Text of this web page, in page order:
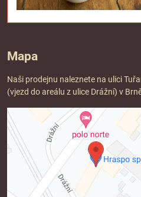
Mapa
Naši prodejnu naleznete na ulici
(vjezd do areálu z ulice Drážní) v